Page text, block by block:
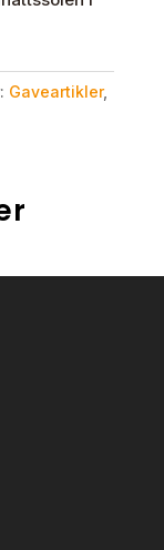
Gaveartikler,